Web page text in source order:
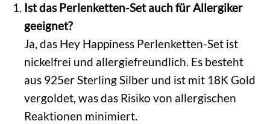
Ist das Perlenketten-Set auch für Allergiker
geeignet?
Ja, das Hey Happiness Perlenketten-Set ist
nickelfrei und allergiefreundlich. Es besteht
aus 925er Sterling Silber und ist mit 18K Gold
vergoldet, was das Risiko von allergischen
Reaktionen minimiert.